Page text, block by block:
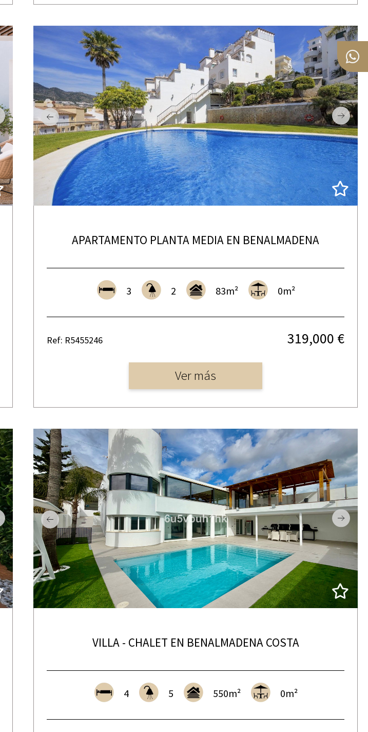
APARTAMENTO PLANTA MEDIA EN BENALMADENA
3 2 83m² 0m²
Ref: R5455246 319,000 €
Ver más
VILLA - CHALET EN BENALMADENA COSTA
4 5 550m² 0m²